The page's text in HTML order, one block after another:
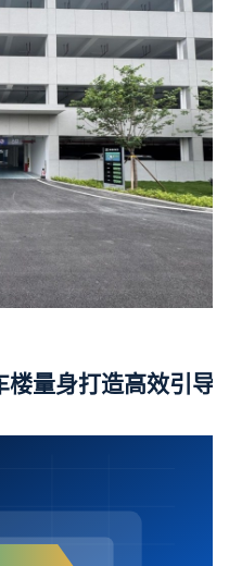
量身打造高效引导